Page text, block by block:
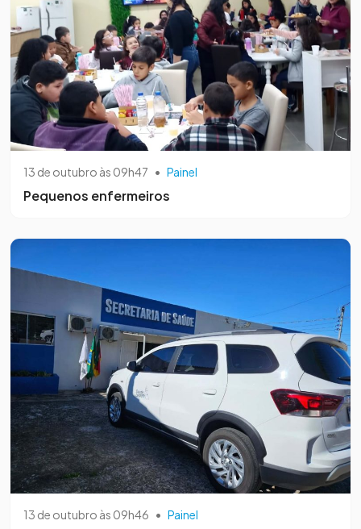
13 de outubro às 09h47 • Painel
Pequenos enfermeiros
13 de outubro às 09h46 • Painel